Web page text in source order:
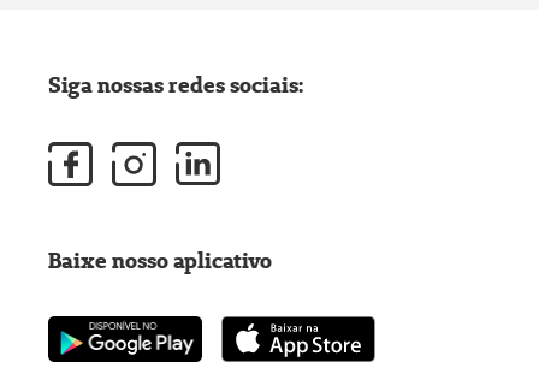
Siga nossas redes sociais:
Baixe nosso aplicativo